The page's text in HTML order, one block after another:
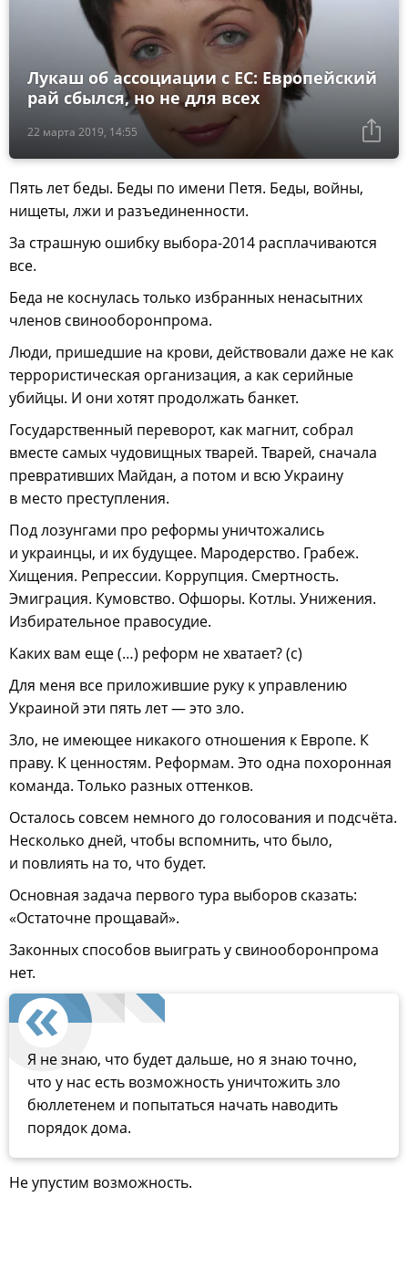
22 марта 2019, 14:55
Лукаш об ассоциации с ЕС: Европейский
рай сбылся, но не для всех
Пять лет беды. Беды по имени Петя. Беды, войны,
нищеты, лжи и разъединенности.
За страшную ошибку выбора-2014 расплачиваются
все.
Беда не коснулась только избранных ненасытних
членов свинооборонпрома.
Люди, пришедшие на крови, действовали даже не как
террористическая организация, а как серийные
убийцы. И они хотят продолжать банкет.
Государственный переворот, как магнит, собрал
вместе самых чудовищных тварей. Тварей, сначала
превративших Майдан, а потом и всю Украину
в место преступления.
Под лозунгами про реформы уничтожались
и украинцы, и их будущее. Мародерство. Грабеж.
Хищения. Репрессии. Коррупция. Смертность.
Эмиграция. Кумовство. Офшоры. Котлы. Унижения.
Избирательное правосудие.
Каких вам еще (…) реформ не хватает? (с)
Для меня все приложившие руку к управлению
Украиной эти пять лет — это зло.
Зло, не имеющее никакого отношения к Европе. К
праву. К ценностям. Реформам. Это одна похоронная
команда. Только разных оттенков.
Осталось совсем немного до голосования и подсчёта.
Несколько дней, чтобы вспомнить, что было,
и повлиять на то, что будет.
Основная задача первого тура выборов сказать:
«Остаточне прощавай».
Законных способов выиграть у свинооборонпрома
нет.
Я не знаю, что будет дальше, но я знаю точно,
что у нас есть возможность уничтожить зло
бюллетенем и попытаться начать наводить
порядок дома.
Не упустим возможность.